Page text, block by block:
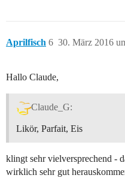
Aprilfisch 30. März 2016
6
Hallo Claude,
Claude_G:
Likör, Parfait, Eis
klingt sehr vielversprechend -
wirklich sehr gut